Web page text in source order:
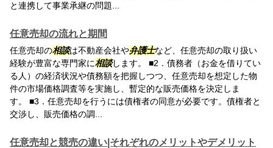
と連携して事業承継の問題...
任意売却の流れと期間
任意売却の相談は不動産会社や弁護士など、任意売却の取り扱い
経験が豊富な専門家に相談します。 ■2．債務者（お金を借りてい
る人）の経済状況や債務額を把握しつつ、任意売却を想定した物
件の市場価格調査等を実施し、暫定的な販売価格を決定しま
す。 ■3．任意売却を行うには債権者の同意が必要です。債権者と
交渉し、販売価格の調...
任意売却と競売の違い|それぞれのメリットやデメリット